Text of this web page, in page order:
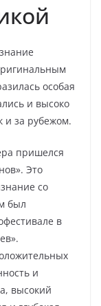
особая
и высоко
и за рубежом.
пришелся
Это
со
был
в
и
высокий